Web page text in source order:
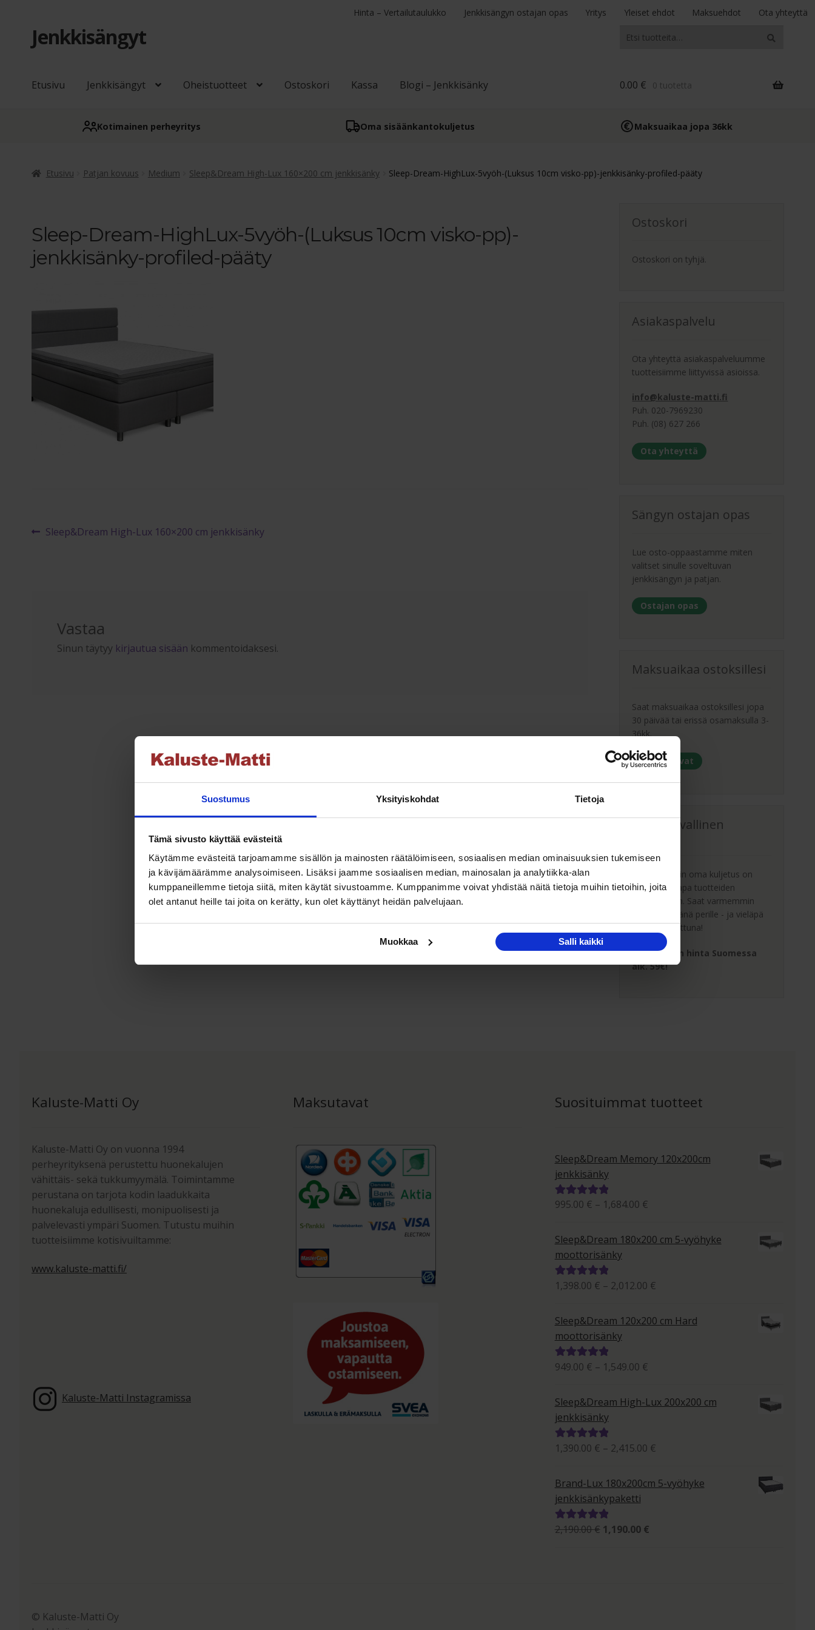
Suostumus Yksityiskohdat Tietoja
Tämä sivusto käyttää evästeitä
Käytämme evästeitä tarjoamamme sisällön ja mainosten räätälöimiseen, sosiaalisen median ominaisuuksien tukemiseen
ja kävijämäärämme analysoimiseen. Lisäksi jaamme sosiaalisen median, mainosalan ja analytiikka-alan
kumppaneillemme tietoja siitä, miten käytät sivustoamme. Kumppanimme voivat yhdistää näitä tietoja muihin tietoihin, joita
olet antanut heille tai joita on kerätty, kun olet käyttänyt heidän palvelujaan.
Muokkaa Salli kaikki
Siirry
navigointiin
Siirry
sisältöön
Jenkkisängyt
Hinta – Vertailutaulukko Jenkkisängyn ostajan opas Yritys Yleiset ehdot Maksuehdot
Ota yhteyttä
Haku
Etusivu Jenkkisängyt Oheistuotteet Ostoskori Kassa Blogi – Jenkkisänky 0.00 € 0 tuotetta
Kotimainen perheyritys Oma sisään­kantokuljetus Maksuaikaa jopa 36kk
Etusivu Patjan kovuus Medium Sleep&Dream High-Lux 160×200 cm jenkkisänky Sleep-Dream-HighLux-5vyöh-(Luksus 10cm visko-pp)-jenkkisänky-profiled-pääty
Sleep-Dream-HighLux-5vyöh-(Luksus 10cm visko-pp)-
jenkkisänky-profiled-pääty
Artikkelien
Edellinen
Sleep&Dream High-Lux 160×200 cm jenkkisänky
Vastaa
Sinun täytyy kirjautua sisään kommentoidaksesi.
Ostoskori
Ostoskori on tyhjä.
Asiakaspalvelu
Ota yhteyttä asiakaspalveluumme
tuotteisiimme liittyvissä asioissa.
info@kaluste-matti.fi
Puh. 020-7969230
Puh. (08) 627 266
Ota yhteyttä
Sängyn ostajan opas
Lue osto-oppaastamme miten
valitset sinulle soveltuvan
jenkkisängyn ja patjan.
Ostajan opas
Maksuaikaa ostoksillesi
Saat maksuaikaa ostoksillesi jopa
30 päivää tai erissä osamaksulla 3-
36kk.
Maksutavat
Oma turvallinen
Kaluste-Matin oma kuljetus on
turvallinen tapa tuotteiden
toimitukseen. Saat varmemmin
tuotteet ehjänä perille - ja vieläpä
sisäänkannettuna!
Kuljetuksen hinta Suomessa
alk. 59€!
Kaluste-Matti Oy
Kaluste-Matti Oy on vuonna 1994
perheyrityksenä perustettu huonekalujen
vähittäis- sekä tukkumyymälä. Toimintamme
perustana on tarjota kodin laadukkaita
huonekaluja edullisesti, monipuolisesti ja
palvelevasti ympäri Suomen. Tutustu muihin
tuotteisiimme kotisivuiltamme:
www.kaluste-matti.fi/
Kaluste-Matti Instagramissa
Maksutavat Suosituimmat tuotteet
Sleep&Dream Memory 120x200cm
jenkkisänky
Arvostelu
5.00
/ 5
995.00 € – 1,684.00 €Hintaluokka:
-
1,684.00 €
Sleep&Dream 180x200 cm 5-vyöhyke
moottorisänky
Arvostelu
5.00
/ 5
1,398.00 € – 2,012.00 €
-
Sleep&Dream 120x200 cm Hard
moottorisänky
Arvostelu
5.00
/ 5
949.00 € – 1,549.00 €
Sleep&Dream High-Lux 200x200 cm
jenkkisänky
Arvostelu
5.00
/ 5
1,390.00 € – 2,415.00 €
-
2,415.00 €
Brand-Lux 180x200cm 5-vyöhyke
jenkkisänkypaketti
Arvostelu
2,190.00€ Alkuperäinen
1,190.00 €Nykyinen
© Kaluste-Matti Oy